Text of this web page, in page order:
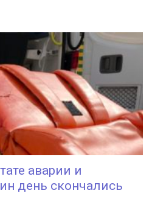
аварии и
день скончались